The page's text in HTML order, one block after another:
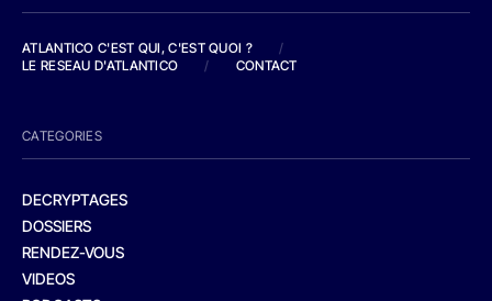
ATLANTICO C'EST QUI, C'EST QUOI ?
/
LE RESEAU D'ATLANTICO
/ CONTACT
CATEGORIES
DECRYPTAGES
DOSSIERS
RENDEZ-VOUS
VIDEOS